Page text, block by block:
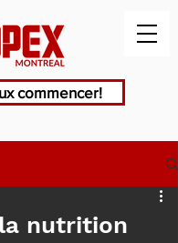
commencer!
nutrition